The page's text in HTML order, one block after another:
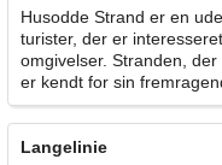
Husodde Strand er en
turister, der er
omgivelser. Stranden,
er kendt for sin
Langelinie